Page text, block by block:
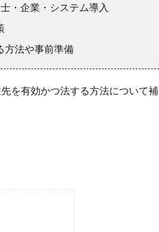
・企業・システム導入
方法や事前準備
を有効かつ法する方法について補